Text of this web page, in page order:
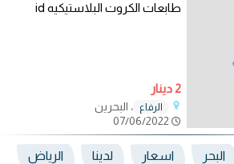
طابعات الكروت البلاستيكيه id
2 دينار
الرفاع
، البحرين
البحر اسعار لدينا الرياض